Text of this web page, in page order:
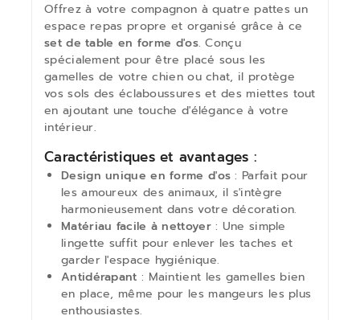
Offrez à votre compagnon à quatre pattes un
espace repas propre et organisé grâce à ce
set de table en forme d'os. Conçu
spécialement pour être placé sous les
gamelles de votre chien ou chat, il protège
vos sols des éclaboussures et des miettes tout
en ajoutant une touche d'élégance à votre
intérieur.
Caractéristiques et avantages :
Design unique en forme d'os : Parfait pour
les amoureux des animaux, il s'intègre
harmonieusement dans votre décoration.
Matériau facile à nettoyer: Une simple
lingette suffit pour enlever les taches et
garder l'espace hygiénique.
Antidérapant : Maintient les gamelles bien
en place, même pour les mangeurs les plus
enthousiastes.